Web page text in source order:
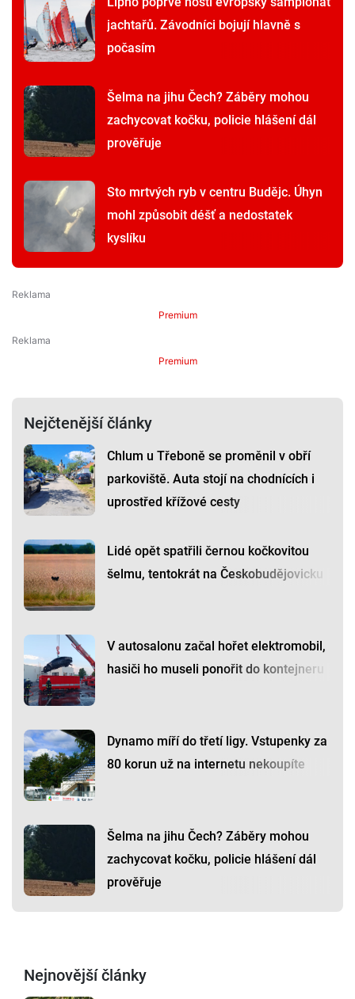
jachtařů. Závodníci bojují hlavně s
počasím
Šelma na jihu Čech? Záběry mohou
zachycovat kočku, policie hlášení dál
prověřuje
Sto mrtvých ryb v centru Budějc. Úhyn
mohl způsobit déšť a nedostatek
kyslíku
Premium
Premium
Nejčtenější články
Chlum u Třeboně se proměnil v obří
parkoviště. Auta stojí na chodnících i
uprostřed křížové cesty
Lidé opět spatřili černou kočkovitou
šelmu, tentokrát na Českobudějovicku
V autosalonu začal hořet elektromobil,
hasiči ho museli ponořit do kontejneru
Dynamo míří do třetí ligy. Vstupenky za
80 korun už na internetu nekoupíte
Šelma na jihu Čech? Záběry mohou
zachycovat kočku, policie hlášení dál
prověřuje
Nejnovější články